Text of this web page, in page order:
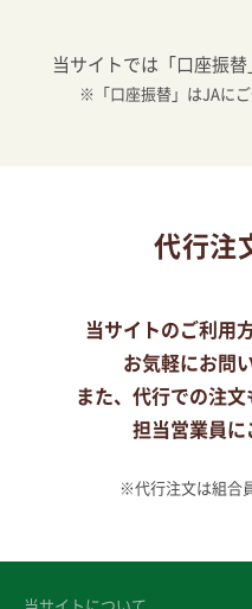
当サイトでは「口座振替
※「口座振替」はJAにご
代行注
当サイトのご利用
お気軽にお問
また、代行での注文
担当営業員に
※代行注文は組合